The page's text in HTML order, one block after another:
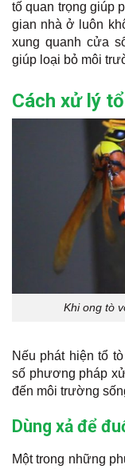
tố quan trọng giúp
gian nhà ở luôn
xung quanh cửa
giúp loại bỏ môi
Cách xử lý
Khi ong tò
Nếu phát hiện tổ
số phương pháp
đến môi trường
Dùng xả để
Một trong những